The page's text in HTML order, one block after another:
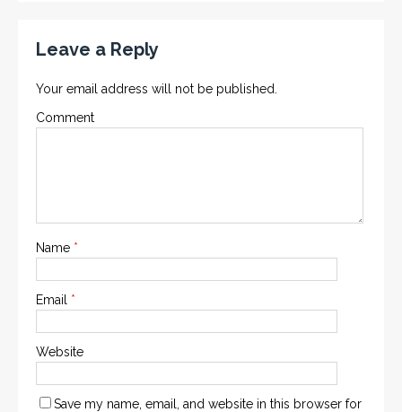
Leave a Reply
Your email address will not be published.
Comment
Name *
Email *
Website
Save my name, email, and website in this browser for